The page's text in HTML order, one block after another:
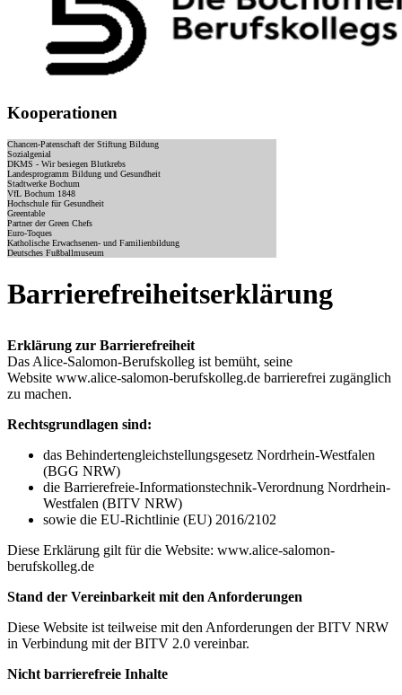
Kooperationen
Chancen-Patenschaft der Stiftung Bildung
Sozialgenial
DKMS - Wir besiegen Blutkrebs
Landesprogramm Bildung und Gesundheit
Stadtwerke Bochum
VfL Bochum 1848
Hochschule für Gesundheit
Greentable
Partner der Green Chefs
Euro-Toques
Katholische Erwachsenen- und Familienbildung
Deutsches Fußballmuseum
Barrierefreiheitserklärung
Erklärung zur Barrierefreiheit
Das Alice-Salomon-Berufskolleg ist bemüht, seine
Website www.alice-salomon-berufskolleg.de barrierefrei zugänglich
zu machen.
Rechtsgrundlagen sind:
das Behindertengleichstellungsgesetz Nordrhein-Westfalen
(BGG NRW)
die Barrierefreie-Informationstechnik-Verordnung Nordrhein-
Westfalen (BITV NRW)
sowie die EU-Richtlinie (EU) 2016/2102
Diese Erklärung gilt für die Website: www.alice-salomon-
berufskolleg.de
Stand der Vereinbarkeit mit den Anforderungen
Diese Website ist teilweise mit den Anforderungen der BITV NRW
in Verbindung mit der BITV 2.0 vereinbar.
Nicht barrierefreie Inhalte